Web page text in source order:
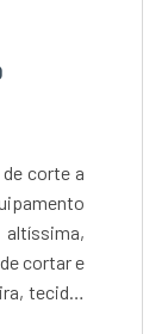
corte a
cortar e
tecido,